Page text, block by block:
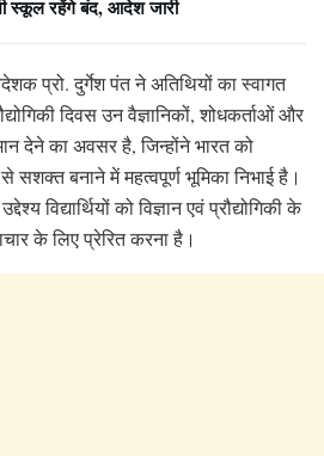
स्कूल रहेंगे बंद, आदेश जारी
प्रो. दुर्गेश पंत ने अतिथियों का स्वागत
दिवस उन वैज्ञानिकों, शोधकर्ताओं और
देने का अवसर है, जिन्होंने भारत को
बनाने में महत्वपूर्ण भूमिका निभाई है।
विद्यार्थियों को विज्ञान एवं प्रौद्योगिकी के
के लिए प्रेरित करना है।